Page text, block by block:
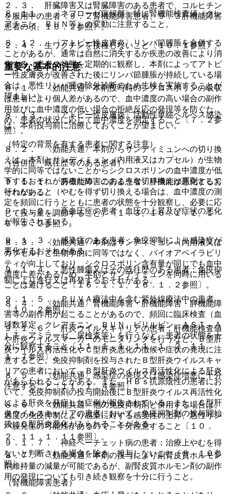
８．１１． 〈ネフローゼ症候群〉特に腎機能検査値（クレ
アチニン、ＢＵＮ等）の変動に注意すること。
８．１２． 〈アトピー性皮膚炎〉リンパ節腫脹を合併する
ことがあるが、通常は自然に消失するか疾患の改善により消
失する（患者の状態を定期的に観察し、本剤によってアトピ
ー性皮膚炎が改善された後にリンパ節腫脹が持続している場
合は、悪性リンパ腫の除外診断のため生検を実施することが
望ましい）。
８．１３． 〈アトピー性皮膚炎〉活動性単純ヘルペス感染
は、本剤投与前に治療しておくことが望ましい。
（特定の背景を有する患者に関する注意）
（合併症・既往歴等のある患者）
９．１．１． 膵機能障害のある患者：膵機能が悪化するお
それがある。
９．１．２． 高血圧症の患者：血圧の上昇及び症状の悪化
が報告されている。
９．１．３． 感染症のある患者：免疫抑制により感染症が
悪化するおそれがある。
９．１．４． 悪性腫瘍又はその既往歴のある患者：免疫抑
制により進行又は再発するおそれがある。
９．１．５． ＰＵＶＡ療法中を含む紫外線療法中の患者
〔１０．２参照〕。
９．１．６． 肝炎ウイルスキャリアの患者：肝機能検査値
や肝炎ウイルスマーカーのモニタリングを行うなど、Ｂ型肝
炎ウイルス再活性化やＣ型肝炎悪化の徴候や症状の発現に注
意すること。免疫抑制剤を投与されたＢ型肝炎ウイルスキャ
リアの患者において、Ｂ型肝炎ウイルス再活性化による肝炎
があらわれることがある。また、ＨＢｓ抗原陰性の患者にお
いて、免疫抑制剤の投与開始後にＢ型肝炎ウイルス再活性化
による肝炎を発症した症例が報告されている。また、Ｃ型肝
炎ウイルスキャリアの患者において、免疫抑制剤の投与開始
後にＣ型肝炎悪化がみられることがある。
９．１．７． 神経ベーチェット病の患者：治療上やむを得
ないと判断される場合を除き、投与しないこと〔８．１０参
照〕。
（腎機能障害患者）
２．３． 肝臓障害又は腎臓障害のある患者で、コルヒチン
を服用中の患者〔９．２腎機能障害患者、９．３肝機能障害
患者の項、１０．２参照〕。
２．４． 生ワクチンを接種しないこと〔１０．１参照〕。
重要な基本的注意
８．１． 〈効能共通〉本剤投与時のシクロスポリンの吸収
は患者により個人差があるので、血中濃度の高い場合の副作
用並びに血中濃度の低い場合の拒絶反応の発現等を防ぐた
め、患者の状況に応じて血中濃度を測定すること〔７．２参
照〕。
８．２． 〈効能共通〉本剤からサンディミュンへの切り換
えは、本剤とサンディミュン（内用液又はカプセル）が生物
学的に同等ではないことからシクロスポリンの血中濃度が低
下するおそれがあるため、このような切り換えは原則として
行わないこと（やむを得ず切り換える場合は、血中濃度の測
定を頻回に行うとともに患者の状態を十分観察し、必要に応
じて投与量を調節すること）〔１．３、１６．１．１、１
６．１．２参照〕。
８．３． 〈効能共通〉本剤はサンディミュン（内用液又は
カプセル）と生物学的に同等ではなく、バイオアベイラビリ
ティが向上しており、シクロスポリン含有量が同じでも血中
濃度に差があるため、本剤とサンディミュンを同時に用いる
ことは避けること〔１６．１．１、１６．１．２参照〕。
８．４． 〈効能共通〉腎機能障害・肝機能障害・膵機能障
害等の副作用が起こることがあるので、頻回に臨床検査（血
球数算定、クレアチニン、ＢＵＮ、ビリルビン、ＡＳＴ、Ａ
ＬＴ、アミラーゼ、尿検査等）を行うなど、患者の状態を十
分に観察すること〔１１．１．１、１１．１．２、１１．
１．７参照〕。
８．５． 〈効能共通〉感染症の発現又は感染症増悪に十分
注意すること〔１１．１．４参照〕。
８．６． 〈効能共通〉他の免疫抑制剤と併用する場合は、
過度の免疫抑制により感染に対する感受性の上昇、悪性リン
パ腫発生の可能性があるので、十分注意すること〔１０．
２、１１．１．１１参照〕。
８．７． 〈効能共通〉本剤の投与により副腎皮質ホルモン
剤維持量の減量が可能であるが、副腎皮質ホルモン剤の副作
用の発現についても引き続き観察を十分に行うこと。